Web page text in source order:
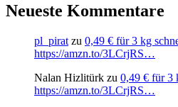
Neueste Kommentare
pl_pirat zu 0,49 € für 3 kg
https://amzn.to/3LCrjRS…
Nalan Hizlitürk zu 0,49 € für 3
https://amzn.to/3LCrjRS…